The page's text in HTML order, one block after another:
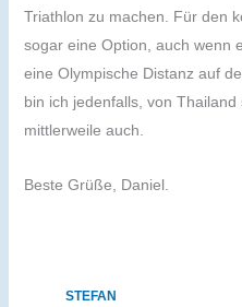
Triathlon zu machen. Für den
sogar eine Option, auch wenn
eine Olympische Distanz auf
bin ich jedenfalls, von
mittlerweile auch.
Beste Grüße, Daniel.
STEFAN